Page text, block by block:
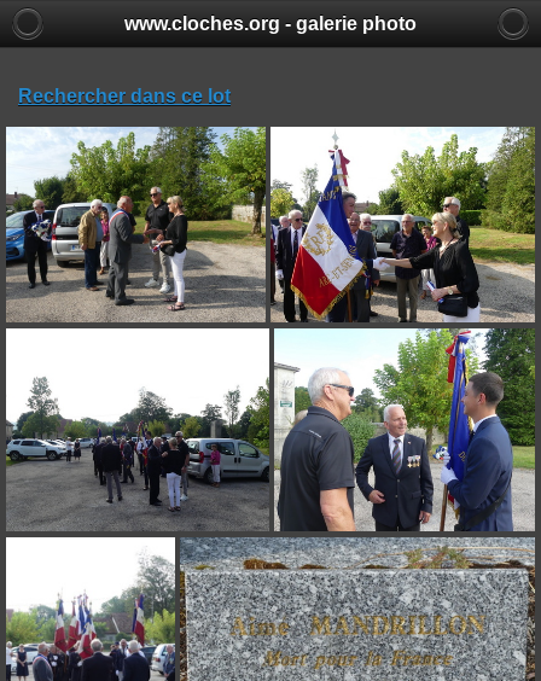
www.cloches.org - galerie photo
Rechercher dans ce lot